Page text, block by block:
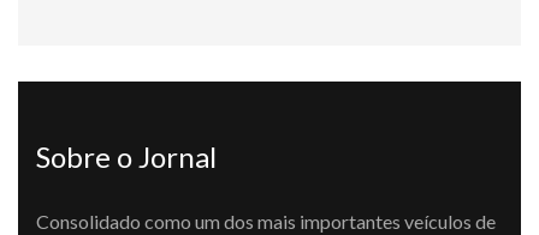
Sobre o Jornal
Consolidado como um dos mais importantes veículos de